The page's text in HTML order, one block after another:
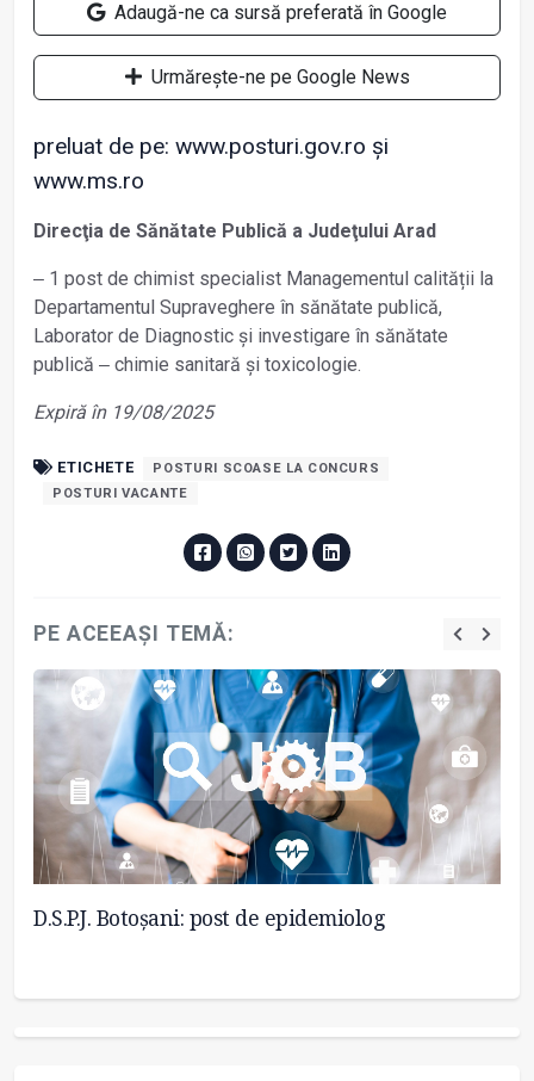
Adaugă-ne ca sursă preferată în Google
Urmărește-ne pe Google News
preluat de pe: www.posturi.gov.ro și
www.ms.ro
Direcţia de Sănătate Publică a Judeţului Arad
‒ 1 post de chimist specialist Managementul calității la
Departamentul Supraveghere în sănătate publică,
Laborator de Diagnostic şi investigare în sănătate
publică ‒ chimie sanitară şi toxicologie.
Expiră în 19/08/2025
ETICHETE
POSTURI SCOASE LA CONCURS
POSTURI VACANTE
PE ACEEAȘI TEMĂ:
D.S.P.J. Botoșani: post de epidemiolog